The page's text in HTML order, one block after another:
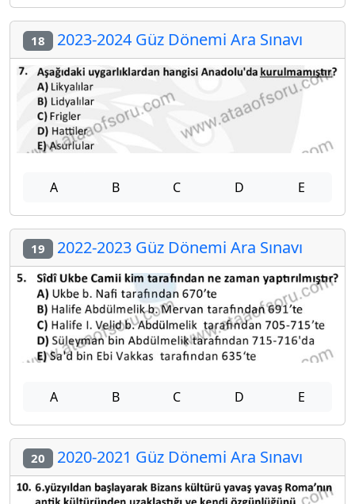
18 2023-2024 Güz Dönemi Ara Sınavı
A B C D E
19 2022-2023 Güz Dönemi Ara Sınavı
A B C D E
20 2020-2021 Güz Dönemi Ara Sınavı